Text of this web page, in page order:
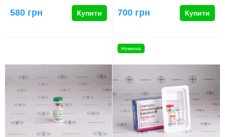
видах спорту як з…
580 грн Купити
видах спорту як з…
700 грн Купити
Новинка